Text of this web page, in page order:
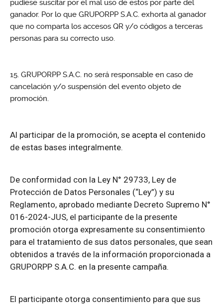
pudiese suscitar por el mal uso de estos por parte del
ganador. Por lo que GRUPORPP S.A.C. exhorta al ganador
que no comparta los accesos QR y/o códigos a terceras
personas para su correcto uso.
GRUPORPP S.A.C. no será responsable en caso de
cancelación y/o suspensión del evento objeto de
promoción.
Al participar de la promoción, se acepta el contenido
de estas bases integralmente.
De conformidad con la Ley N° 29733, Ley de
Protección de Datos Personales (“Ley”) y su
Reglamento, aprobado mediante Decreto Supremo N°
016-2024-JUS, el participante de la presente
promoción otorga expresamente su consentimiento
para el tratamiento de sus datos personales, que sean
obtenidos a través de la información proporcionada a
GRUPORPP S.A.C. en la presente campaña.
El participante otorga consentimiento para que sus